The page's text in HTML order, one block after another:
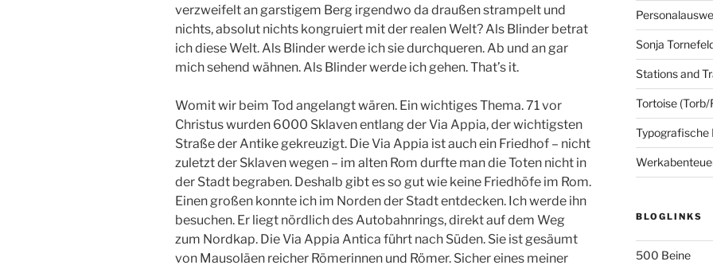
verzweifelt an garstigem Berg irgendwo da draußen strampelt und
nichts, absolut nichts kongruiert mit der realen Welt? Als Blinder betrat
ich diese Welt. Als Blinder werde ich sie durchqueren. Ab und an gar
mich sehend wähnen. Als Blinder werde ich gehen. That’s it.
Womit wir beim Tod angelangt wären. Ein wichtiges Thema. 71 vor
Christus wurden 6000 Sklaven entlang der Via Appia, der wichtigsten
Straße der Antike gekreuzigt. Die Via Appia ist auch ein Friedhof – nicht
zuletzt der Sklaven wegen – im alten Rom durfte man die Toten nicht in
der Stadt begraben. Deshalb gibt es so gut wie keine Friedhöfe im Rom.
Einen großen konnte ich im Norden der Stadt entdecken. Ich werde ihn
besuchen. Er liegt nördlich des Autobahnrings, direkt auf dem Weg
zum Nordkap. Die Via Appia Antica führt nach Süden. Sie ist gesäumt
von Mausoläen reicher Römerinnen und Römer. Sicher eines meiner
Sonja
Stations and
Tortoise (Torb/
Typografische
BLOGLINKS
500 Beine